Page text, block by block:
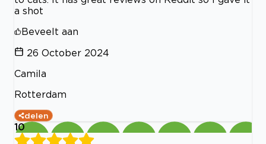
a shot
Beveelt aan
26 October 2024
Camila
Rotterdam
delen
10